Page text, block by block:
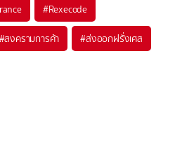
#Rexecode
#สงครามการค้า #ส่งออกฝรั่งเศส